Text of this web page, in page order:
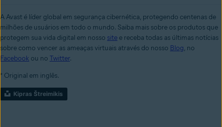
A Avast é líder global em segurança cibernética, protegendo centenas de
milhões de usuários em todo o mundo. Saiba mais sobre os produtos que
protegem sua vida digital em nosso site e receba todas as últimas notícias
sobre como vencer as ameaças virtuais através do nosso Blog, no
Facebook ou no Twitter.
* Original em inglês.
Kipras Štreimikis